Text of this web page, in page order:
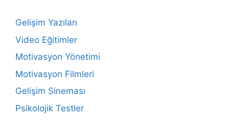
Gelişim Yazıları
Video Eğitimler
Motivasyon Yönetimi
Motivasyon Filmleri
Gelişim Sineması
Psikolojik Testler